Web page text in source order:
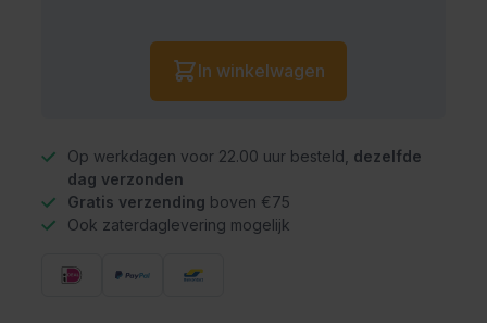
Aantal
In winkelwagen
Op werkdagen voor 22.00 uur besteld, dezelfde
dag verzonden
Gratis verzending boven €75
Ook zaterdaglevering mogelijk